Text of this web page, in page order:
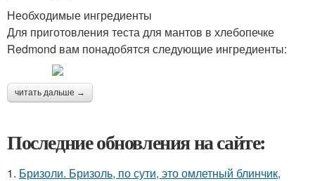
Необходимые ингредиенты
Для приготовления теста для мантов в хлебопечке
Redmond вам понадобятся следующие ингредиенты:
читать дальше →
Последние обновления на сайте:
1. Бризоли. Бризоль, по сути, это омлетный блинчик,